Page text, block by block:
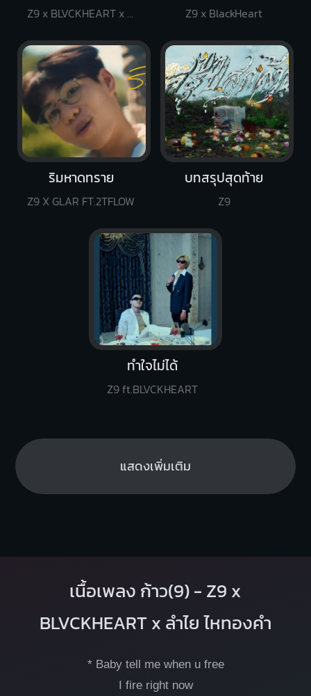
ริมหาดทราย
Z9 X GLAR FT.2TFLOW
บทสรุปสุดท้าย
Z9
Z9 x BlackHeart
ทำใจไม่ได้
Z9 ft.BLVCKHEART
Z9 x BLVCKHEART x ลำไย ไหทองคำ
แสดงเพิ่มเติม
เนื้อเพลง ก้าว(9) - Z9 x
BLVCKHEART x ลำไย ไหทองคำ
* Baby tell me when u free
I fire right now